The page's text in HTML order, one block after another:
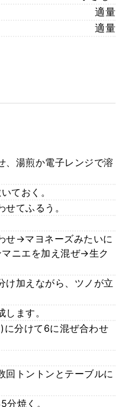
適量
適量
、湯煎か電子レンジで溶
ておく。
てふるう。
せ→マヨネーズみたいに
ニエを加え混ぜ→生ク
け加えながら、ツノが立
ます。
分けて6に混ぜ合わせ
回トントンとテーブルに
焼く。